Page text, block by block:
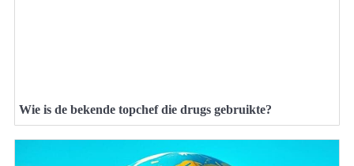
Wie is de bekende topchef die drugs gebruikte?